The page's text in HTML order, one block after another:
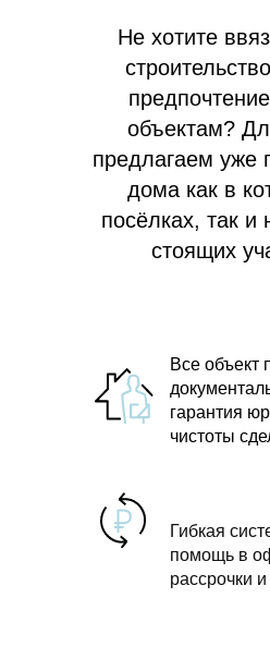
Не хотите
объектам?
предлагаем уже
дома как в
посёлках, так и
стоящих
Все объект
гарантия
чистоты
Гибкая
помощь в
рассрочки